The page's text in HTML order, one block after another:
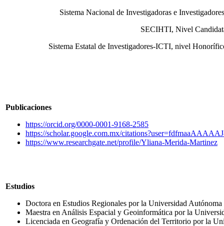
Sistema Nacional de Investigadoras e
SECIHTI, Nivel
Sistema Estatal de Investigadores-ICTI, nivel
Publicaciones
https://orcid.org/0000-0001-9168-2585
https://scholar.google.com.mx/
https://www.researchgate.net/profile/Yliana-Merida-Martinez
Estudios
Doctora en Estudios Regionales por la Universidad Autónoma
Maestra en Análisis Espacial y Geoinformática por la
Licenciada en Geografía y Ordenación del Territorio por la